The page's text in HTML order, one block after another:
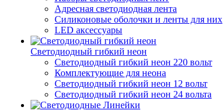
Адресная светодиодная лента
Силиконовые оболочки и ленты для них
LED аксессуары
Светодиодный гибкий неон
Светодиодный гибкий неон 220 вольт
Комплектующие для неона
Светодиодный гибкий неон 12 вольт
Светодиодный гибкий неон 24 вольта